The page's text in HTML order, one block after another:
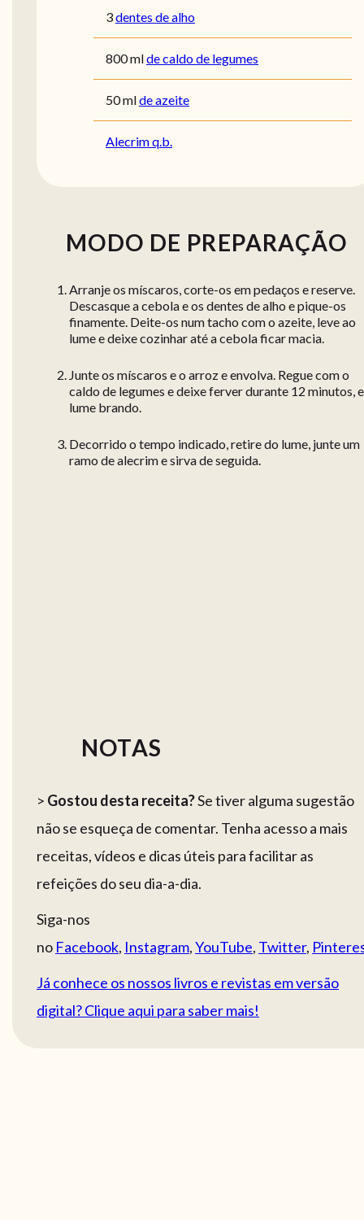
3dentes de alho
800mlde caldo de legumes
50mlde azeite
Alecrim q.b.
MODO DE PREPARAÇÃO
Arranje os míscaros, corte-os em pedaços e reserve.
Descasque a cebola e os dentes de alho e pique-os
finamente. Deite-os num tacho com o azeite, leve ao
lume e deixe cozinhar até a cebola ficar macia.
Junte os míscaros e o arroz e envolva. Regue com o
caldo de legumes e deixe ferver durante 12 minutos,
lume brando.
Decorrido o tempo indicado, retire do lume, junte um
ramo de alecrim e sirva de seguida.
NOTAS
> Gostou desta receita?Se tiver alguma sugestão
não se esqueça de comentar. Tenha acesso a mais
receitas, vídeos e dicas úteis para facilitar as
refeições do seu dia-a-dia.
Siga-nos
no Facebook, Instagram,YouTube, Twitter,
Já conhece os nossos livros e revistas em versão
digital? Clique aqui para saber mais!